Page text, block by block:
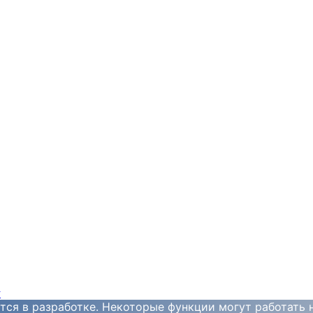
в разработке. Некоторые функции могут работать